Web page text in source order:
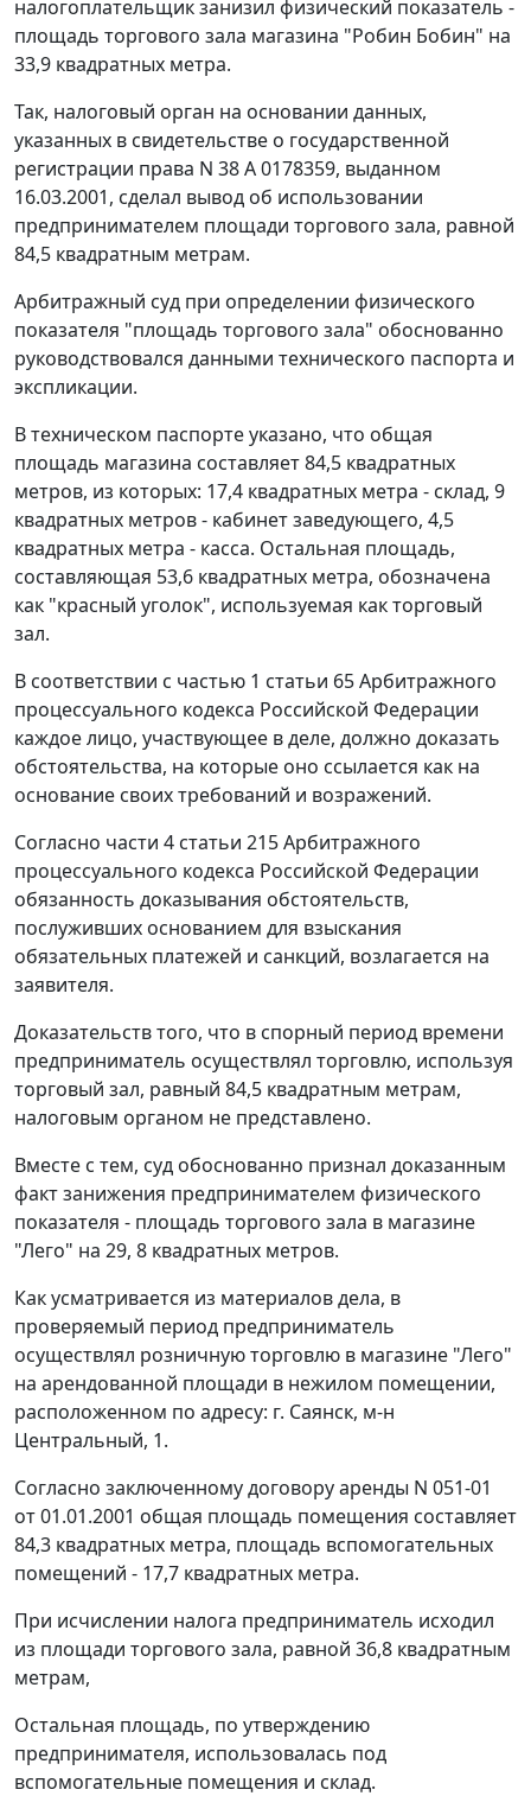
налогоплательщик занизил физический показатель -
площадь торгового зала магазина "Робин Бобин" на
33,9 квадратных метра.
Так, налоговый орган на основании данных,
указанных в свидетельстве о государственной
регистрации права N 38 А 0178359, выданном
16.03.2001, сделал вывод об использовании
предпринимателем площади торгового зала, равной
84,5 квадратным метрам.
Арбитражный суд при определении физического
показателя "площадь торгового зала" обоснованно
руководствовался данными технического паспорта и
экспликации.
В техническом паспорте указано, что общая
площадь магазина составляет 84,5 квадратных
метров, из которых: 17,4 квадратных метра - склад, 9
квадратных метров - кабинет заведующего, 4,5
квадратных метра - касса. Остальная площадь,
составляющая 53,6 квадратных метра, обозначена
как "красный уголок", используемая как торговый
зал.
В соответствии с частью 1 статьи 65Арбитражного
процессуального кодекса Российской Федерации
каждое лицо, участвующее в деле, должно доказать
обстоятельства, на которые оно ссылается как на
основание своих требований и возражений.
Согласно части 4 статьи 215Арбитражного
процессуального кодекса Российской Федерации
обязанность доказывания обстоятельств,
послуживших основанием для взыскания
обязательных платежей и санкций, возлагается на
заявителя.
Доказательств того, что в спорный период времени
предприниматель осуществлял торговлю, используя
торговый зал, равный 84,5 квадратным метрам,
налоговым органом не представлено.
Вместе с тем, суд обоснованно признал доказанным
факт занижения предпринимателем физического
показателя - площадь торгового зала в магазине
"Лего" на 29, 8 квадратных метров.
Как усматривается из материалов дела, в
проверяемый период предприниматель
осуществлял розничную торговлю в магазине "Лего"
на арендованной площади в нежилом помещении,
расположенном по адресу: г. Саянск, м-н
Центральный, 1.
Согласно заключенному договору аренды N 051-01
от 01.01.2001 общая площадь помещения составляет
84,3 квадратных метра, площадь вспомогательных
помещений - 17,7 квадратных метра.
При исчислении налога предприниматель исходил
из площади торгового зала, равной 36,8 квадратным
метрам,
Остальная площадь, по утверждению
предпринимателя, использовалась под
вспомогательные помещения и склад.